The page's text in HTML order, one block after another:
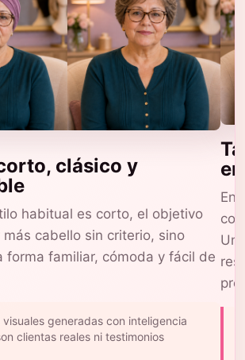
clásico y
habitual es corto, el objetivo
cabello sin criterio, sino
forma familiar, cómoda y fácil de
visuales generadas con inteligencia
clientas reales ni testimonios
En